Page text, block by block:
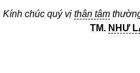
Kính chúc quý vị thân tâm
TM. NHƯ